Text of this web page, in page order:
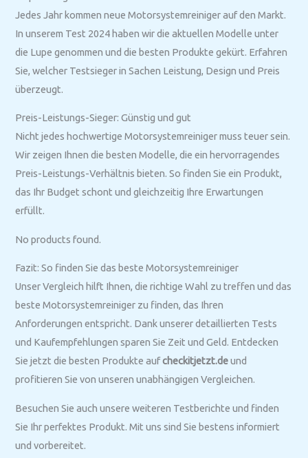
Jedes Jahr kommen neue Motorsystemreiniger auf den Markt.
In unserem Test 2024 haben wir die aktuellen Modelle unter
die Lupe genommen und die besten Produkte gekürt. Erfahren
Sie, welcher Testsieger in Sachen Leistung, Design und Preis
überzeugt.
Preis-Leistungs-Sieger: Günstig und gut
Nicht jedes hochwertige Motorsystemreiniger muss teuer sein.
Wir zeigen Ihnen die besten Modelle, die ein hervorragendes
Preis-Leistungs-Verhältnis bieten. So finden Sie ein Produkt,
das Ihr Budget schont und gleichzeitig Ihre Erwartungen
erfüllt.
No products found.
Fazit: So finden Sie das beste Motorsystemreiniger
Unser Vergleich hilft Ihnen, die richtige Wahl zu treffen und das
beste Motorsystemreiniger zu finden, das Ihren
Anforderungen entspricht. Dank unserer detaillierten Tests
und Kaufempfehlungen sparen Sie Zeit und Geld. Entdecken
Sie jetzt die besten Produkte aufcheckitjetzt.deund
profitieren Sie von unseren unabhängigen Vergleichen.
Besuchen Sie auch unsere weiteren Testberichte und finden
Sie Ihr perfektes Produkt. Mit uns sind Sie bestens informiert
und vorbereitet.